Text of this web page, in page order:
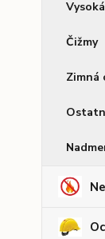
Čižmy
Zimná